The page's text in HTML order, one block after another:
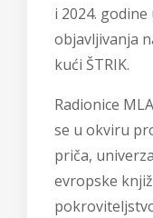
i 2024.
objavljivanja
kući ŠTRIK.
Radionice
se u okviru
priča,
evropske